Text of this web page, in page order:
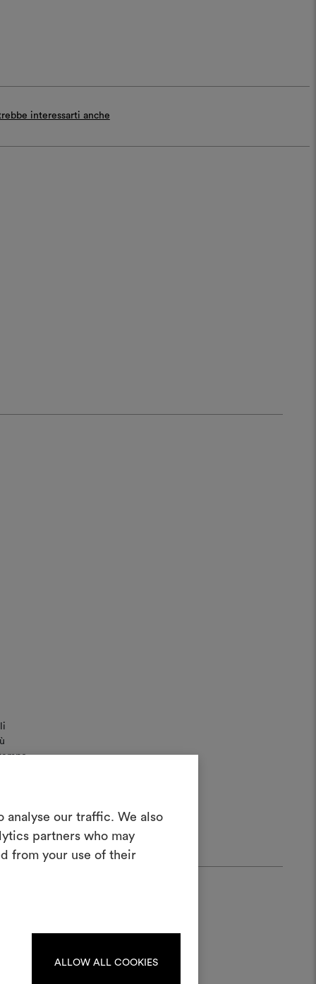
analyse our traffic. We also
partners who may
from your use of their
ALLOW ALL COOKIES
interessarti anche
per dare vita e condividere